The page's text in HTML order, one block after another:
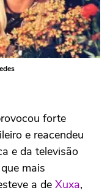
forte
e reacendeu
e da televisão
mais
a de Xuxa,